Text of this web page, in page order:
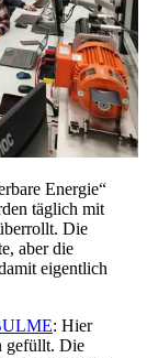
Energie“
täglich mit
Die
aber die
eigentlich
: Hier
gefüllt. Die